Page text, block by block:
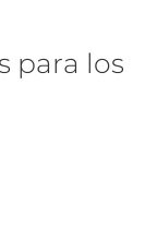
para los